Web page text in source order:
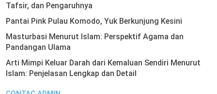
Tafsir, dan Pengaruhnya
Pantai Pink Pulau Komodo, Yuk Berkunjung Kesini
Masturbasi Menurut Islam: Perspektif Agama dan
Pandangan Ulama
Arti Mimpi Keluar Darah dari Kemaluan Sendiri Menurut
Islam: Penjelasan Lengkap dan Detail